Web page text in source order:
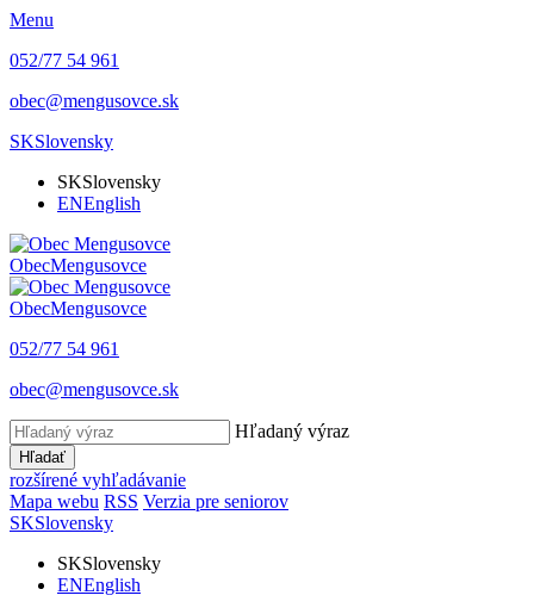
Menu
052/77 54 961
obec@mengusovce.sk
SKSlovensky
SKSlovensky
ENEnglish
ObecMengusovce
ObecMengusovce
052/77 54 961
obec@mengusovce.sk
Hľadaný výraz
Hľadať
rozšírené vyhľadávanie
Mapa webu RSS Verzia pre seniorov
SKSlovensky
SKSlovensky
ENEnglish